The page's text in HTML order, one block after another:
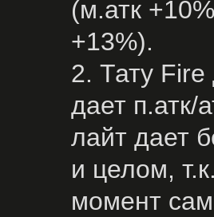
(м.атк
+13%).
2. Тату Fire
дает п.атк/
лайт дает
и целом,
момент